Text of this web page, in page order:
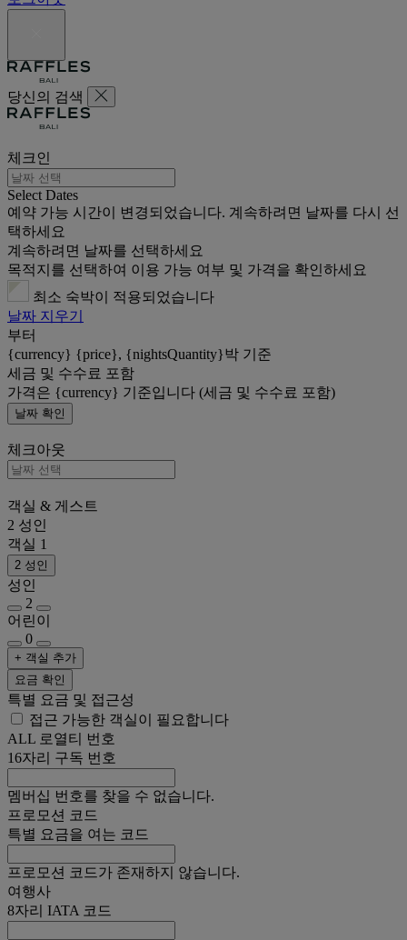
당신의 검색
체크인
Select Dates
예약 가능 시간이 변경되었습니다. 계속하려면 날짜를 다시 선
택하세요
계속하려면 날짜를 선택하세요
목적지를 선택하여 이용 가능 여부 및 가격을 확인하세요
최소 숙박이 적용되었습니다
날짜 지우기
부터
{currency} {price}, {nightsQuantity}박 기준
세금 및 수수료 포함
가격은 {currency} 기준입니다 (세금 및 수수료 포함)
날짜 확인
체크아웃
객실 & 게스트
2 성인
객실 1
2 성인
성인
2
어린이
0
+ 객실 추가
요금 확인
특별 요금 및 접근성
접근 가능한 객실이 필요합니다
ALL 로열티 번호
16자리 구독 번호
멤버십 번호를 찾을 수 없습니다.
프로모션 코드
특별 요금을 여는 코드
프로모션 코드가 존재하지 않습니다.
여행사
8자리 IATA 코드